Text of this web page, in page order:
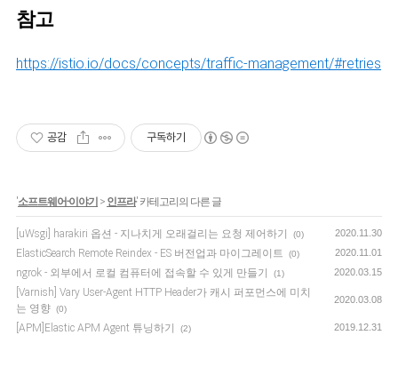
참고
https://istio.io/docs/concepts/traffic-management/#retries
공감 구독하기
'소프트웨어-이야기 > 인프라' 카테고리의 다른 글
[uWsgi] harakiri 옵션 - 지나치게 오래걸리는 요청 제어하기 (0) 2020.11.30
ElasticSearch Remote Reindex - ES 버전업과 마이그레이트 (0) 2020.11.01
ngrok - 외부에서 로컬 컴퓨터에 접속할 수 있게 만들기 (1) 2020.03.15
[Varnish] Vary User-Agent HTTP Header가 캐시 퍼포먼스에 미치
는 영향 (0)
2020.03.08
[APM]Elastic APM Agent 튜닝하기 (2) 2019.12.31